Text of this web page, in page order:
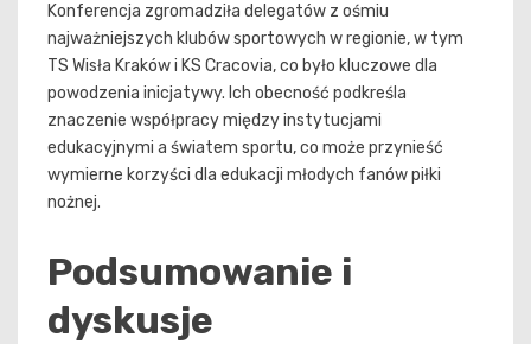
Konferencja zgromadziła delegatów z ośmiu
najważniejszych klubów sportowych w regionie, w tym
TS Wisła Kraków i KS Cracovia, co było kluczowe dla
powodzenia inicjatywy. Ich obecność podkreśla
znaczenie współpracy między instytucjami
edukacyjnymi a światem sportu, co może przynieść
wymierne korzyści dla edukacji młodych fanów piłki
nożnej.
Podsumowanie i
dyskusje